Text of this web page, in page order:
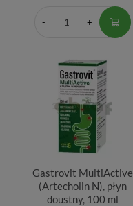
Gastrovit MultiActive
(Artecholin N), płyn
doustny, 100 ml